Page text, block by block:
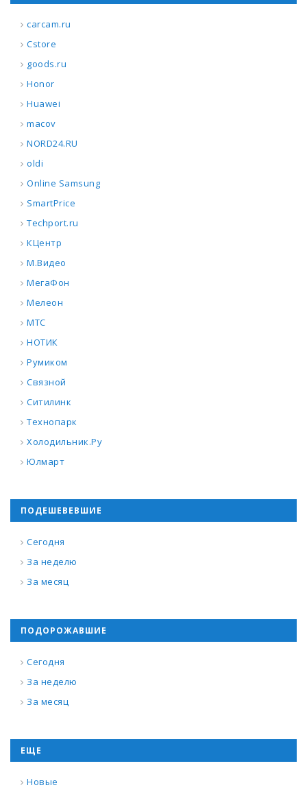
carcam.ru
Cstore
goods.ru
Honor
Huawei
macov
NORD24.RU
oldi
Online Samsung
SmartPrice
Techport.ru
КЦентр
М.Видео
МегаФон
Мелеон
МТС
НОТИК
Румиком
Связной
Ситилинк
Технопарк
Холодильник.Ру
Юлмарт
ПОДЕШЕВЕВШИЕ
Сегодня
За неделю
За месяц
ПОДОРОЖАВШИЕ
Сегодня
За неделю
За месяц
ЕЩЕ
Новые